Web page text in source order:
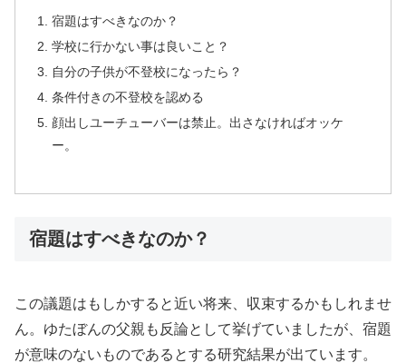
宿題はすべきなのか？
学校に行かない事は良いこと？
自分の子供が不登校になったら？
条件付きの不登校を認める
顔出しユーチューバーは禁止。出さなければオッケ
ー。
宿題はすべきなのか？
この議題はもしかすると近い将来、収束するかもしれませ
ん。ゆたぼんの父親も反論として挙げていましたが、宿題
が意味のないものであるとする研究結果が出ています。